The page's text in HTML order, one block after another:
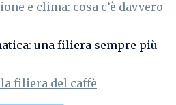
e clima: cosa c’è davvero
una filiera sempre più
filiera del caffè